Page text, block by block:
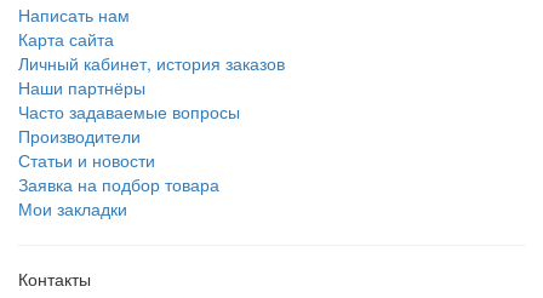
Написать нам
Карта сайта
Личный кабинет, история заказов
Наши партнёры
Часто задаваемые вопросы
Производители
Статьи и новости
Заявка на подбор товара
Мои закладки
Контакты